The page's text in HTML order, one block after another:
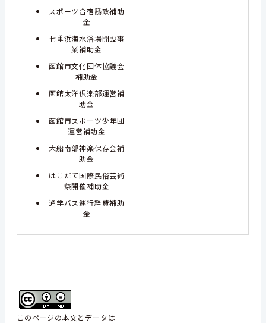
スポーツ合宿誘致補助
金
七重浜海水浴場開設事
業補助金
函館市文化団体協議会
補助金
函館太洋倶楽部運営補
助金
函館市スポーツ少年団
運営補助金
大船南部神楽保存会補
助金
はこだて国際民俗芸術
祭開催補助金
通学バス運行経費補助
金
このページの本文とデータは